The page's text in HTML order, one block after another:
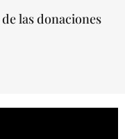
las donaciones